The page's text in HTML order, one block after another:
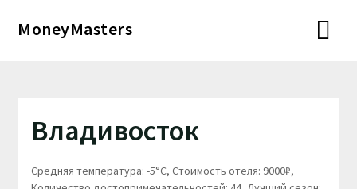
MoneyMasters
Владивосток
Средняя температура: -5°C, Стоимость отеля: 9000₽,